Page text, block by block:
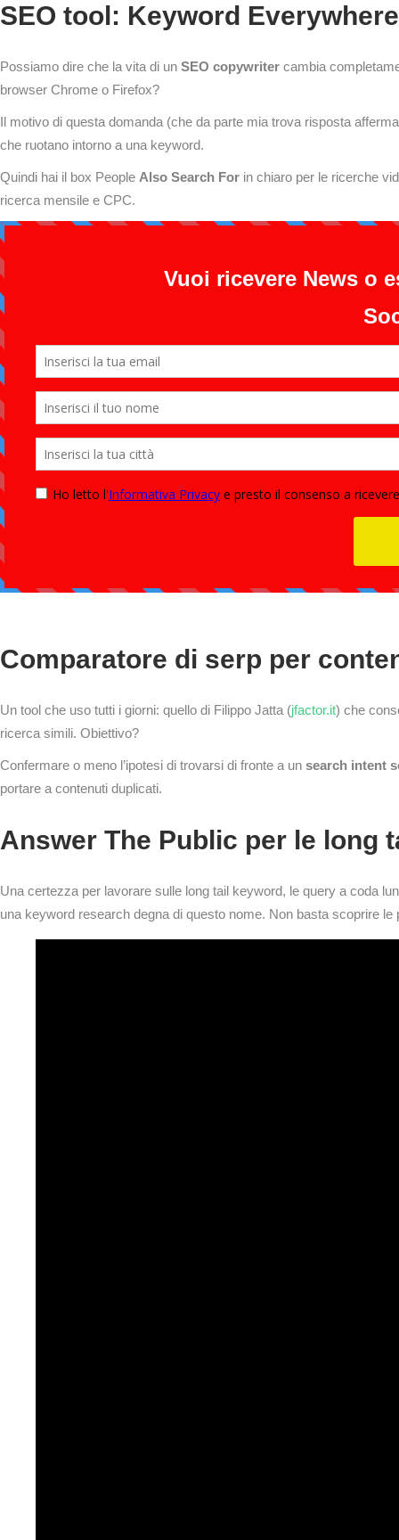
SEO tool: Keyword Everywhere
Possiamo dire che la vita di un SEO copywriter cambia
browser Chrome o Firefox?
Il motivo di questa domanda (che da parte mia trova risposta
che ruotano intorno a una keyword.
Quindi hai il box People Also Search For in chiaro per le ricerche
ricerca mensile e CPC.
Comparatore di serp per
Un tool che uso tutti i giorni: quello di Filippo Jatta (jfactor.it) che
ricerca simili. Obiettivo?
Confermare o meno l’ipotesi di trovarsi di fronte a un search intent
portare a contenuti duplicati.
Answer The Public per le long
Una certezza per lavorare sulle long tail keyword, le query a coda
una keyword research degna di questo nome. Non basta scoprire